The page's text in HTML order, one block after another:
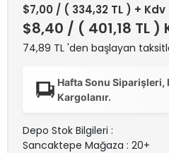
$7,00 / ( 334,32 TL ) + Kdv
$8,40 / ( 401,18 TL )
74,89 TL 'den başlayan
Hafta Sonu Siparişleri,
Kargolanır.
Depo Stok Bilgileri :
Sancaktepe Mağaza : 20+